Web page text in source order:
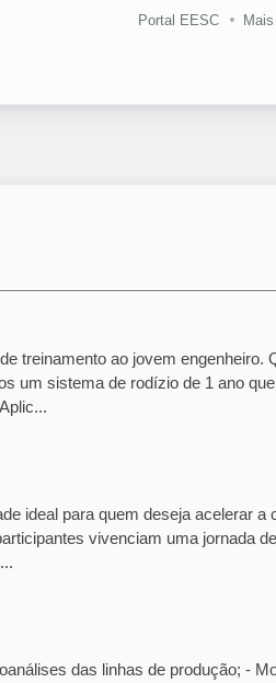
Portal EESC
treinamento ao jovem engenheiro.
um sistema de rodízio de 1 ano
ideal para quem deseja acelerar
vivenciam uma jornada
das linhas de produção; -